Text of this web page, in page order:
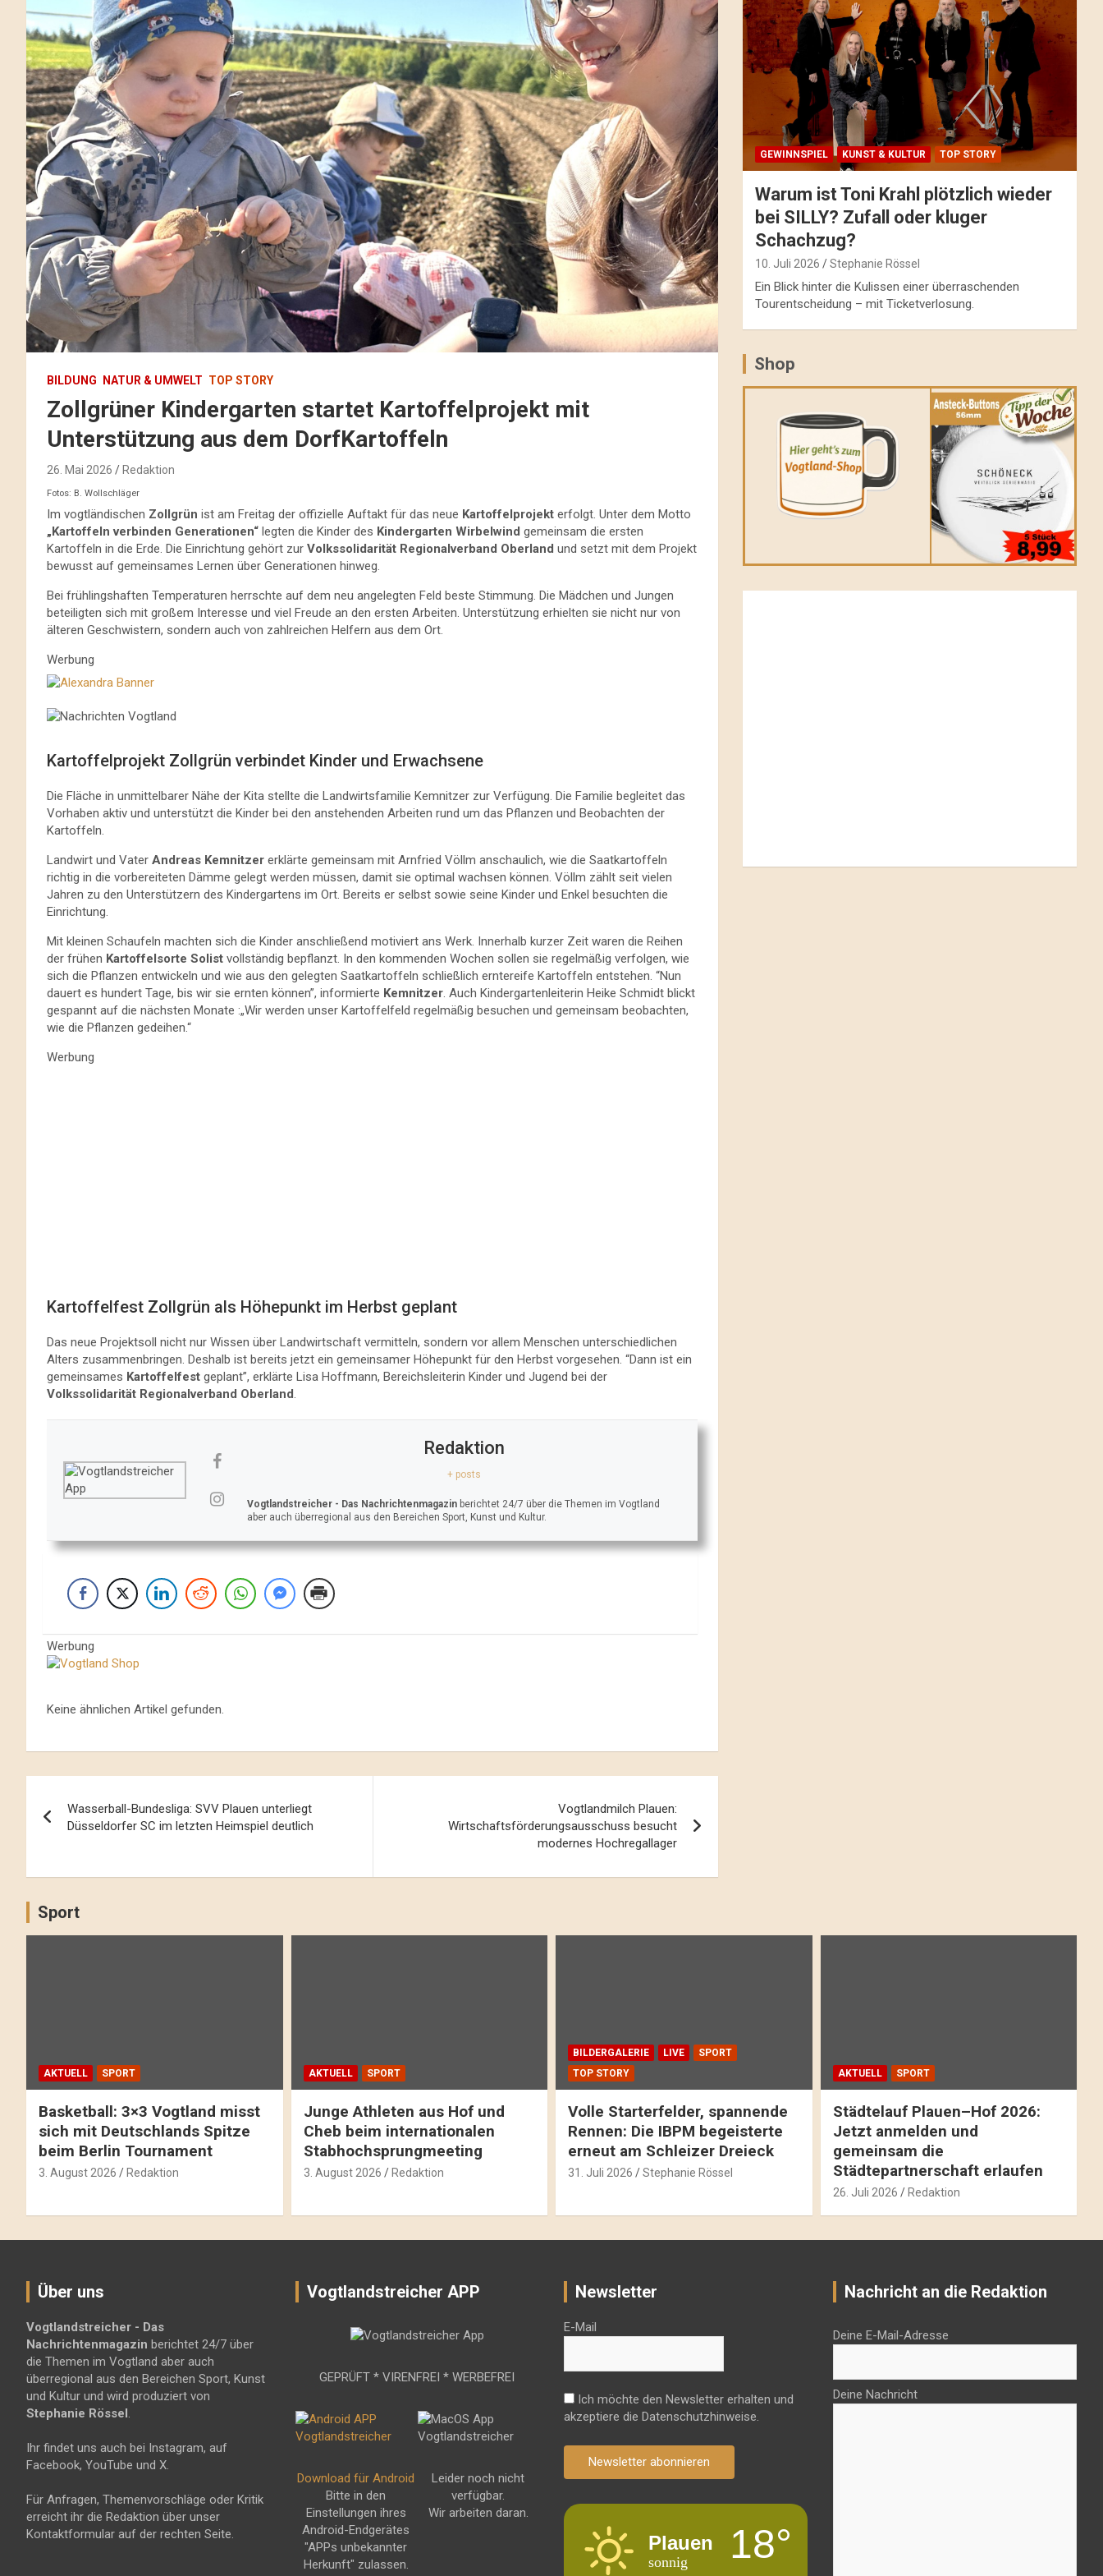
BILDUNG NATUR & UMWELT TOP STORY
Zollgrüner Kindergarten startet Kartoffelprojekt mit
Unterstützung aus dem DorfKartoffeln
26. Mai 2026 Redaktion
Fotos: B. Wollschläger
Im vogtländischen Zollgrün ist am Freitag der offizielle Auftakt für das neue Kartoffelprojekt erfolgt. Unter dem Motto
„Kartoffeln verbinden Generationen“ legten die Kinder des Kindergarten Wirbelwind gemeinsam die ersten
Kartoffeln in die Erde. Die Einrichtung gehört zur Volkssolidarität Regionalverband Oberland und setzt mit dem Projekt
bewusst auf gemeinsames Lernen über Generationen hinweg.
Bei frühlingshaften Temperaturen herrschte auf dem neu angelegten Feld beste Stimmung. Die Mädchen und Jungen
beteiligten sich mit großem Interesse und viel Freude an den ersten Arbeiten. Unterstützung erhielten sie nicht nur von
älteren Geschwistern, sondern auch von zahlreichen Helfern aus dem Ort.
Werbung
Kartoffelprojekt Zollgrün verbindet Kinder und Erwachsene
Die Fläche in unmittelbarer Nähe der Kita stellte die Landwirtsfamilie Kemnitzer zur Verfügung. Die Familie begleitet das
Vorhaben aktiv und unterstützt die Kinder bei den anstehenden Arbeiten rund um das Pflanzen und Beobachten der
Kartoffeln.
Landwirt und Vater Andreas Kemnitzer erklärte gemeinsam mit Arnfried Völlm anschaulich, wie die Saatkartoffeln
richtig in die vorbereiteten Dämme gelegt werden müssen, damit sie optimal wachsen können. Völlm zählt seit vielen
Jahren zu den Unterstützern des Kindergartens im Ort. Bereits er selbst sowie seine Kinder und Enkel besuchten die
Einrichtung.
Mit kleinen Schaufeln machten sich die Kinder anschließend motiviert ans Werk. Innerhalb kurzer Zeit waren die Reihen
der frühen Kartoffelsorte Solist vollständig bepflanzt. In den kommenden Wochen sollen sie regelmäßig verfolgen, wie
sich die Pflanzen entwickeln und wie aus den gelegten Saatkartoffeln schließlich erntereife Kartoffeln entstehen. “Nun
dauert es hundert Tage, bis wir sie ernten können”, informierte Kemnitzer. Auch Kindergartenleiterin Heike Schmidt blickt
gespannt auf die nächsten Monate :„Wir werden unser Kartoffelfeld regelmäßig besuchen und gemeinsam beobachten,
wie die Pflanzen gedeihen.“
Werbung
Kartoffelfest Zollgrün als Höhepunkt im Herbst geplant
Das neue Projektsoll nicht nur Wissen über Landwirtschaft vermitteln, sondern vor allem Menschen unterschiedlichen
Alters zusammenbringen. Deshalb ist bereits jetzt ein gemeinsamer Höhepunkt für den Herbst vorgesehen. “Dann ist ein
gemeinsames Kartoffelfest geplant”, erklärte Lisa Hoffmann, Bereichsleiterin Kinder und Jugend bei der
Volkssolidarität Regionalverband Oberland.
Redaktion
+ posts
Vogtlandstreicher - Das Nachrichtenmagazin berichtet 24/7 über die Themen im Vogtland
aber auch überregional aus den Bereichen Sport, Kunst und Kultur.
Werbung
Keine ähnlichen Artikel gefunden.
Navigation
Wasserball-Bundesliga: SVV Plauen unterliegt
Düsseldorfer SC im letzten Heimspiel deutlich
Vogtlandmilch Plauen:
Wirtschaftsförderungsausschuss besucht
modernes Hochregallager
GEWINNSPIEL KUNST & KULTUR TOP STORY
Warum ist Toni Krahl plötzlich wieder
bei SILLY? Zufall oder kluger
Schachzug?
10. Juli 2026 Stephanie Rössel
Ein Blick hinter die Kulissen einer überraschenden
Tourentscheidung – mit Ticketverlosung.
Shop
Sport
AKTUELL SPORT
Basketball: 3×3 Vogtland misst
sich mit Deutschlands Spitze
beim Berlin Tournament
3. August 2026 Redaktion
AKTUELL SPORT
Junge Athleten aus Hof und
Cheb beim internationalen
Stabhochsprungmeeting
3. August 2026 Redaktion
BILDERGALERIE LIVE
SPORT
TOP STORY
Volle Starterfelder, spannende
Rennen: Die IBPM begeisterte
erneut am Schleizer Dreieck
31. Juli 2026 Stephanie Rössel
AKTUELL SPORT
Städtelauf Plauen–Hof 2026:
Jetzt anmelden und
gemeinsam die
Städtepartnerschaft erlaufen
26. Juli 2026 Redaktion
Über uns
Vogtlandstreicher - Das
Nachrichtenmagazin berichtet 24/7 über
die Themen im Vogtland aber auch
überregional aus den Bereichen Sport, Kunst
und Kultur und wird produziert von
Stephanie Rössel
Ihr findet uns auch bei Instagram, auf
Facebook, YouTube und X.
Für Anfragen, Themenvorschläge oder Kritik
erreicht ihr die Redaktion über unser
Kontaktformular auf der rechten Seite.
Vogtlandstreicher APP
GEPRÜFT * VIRENFREI * WERBEFREI
Download für Android
Bitte in den
Einstellungen ihres
Android-Endgerätes
"APPs unbekannter
Herkunft" zulassen.
Leider noch nicht
verfügbar.
Wir arbeiten daran.
Newsletter
E-Mail
Ich möchte den Newsletter erhalten und
akzeptiere die Datenschutzhinweise.
Newsletter abonnieren
Plauen
sonnig 18°
Nachricht an die Redaktion
Deine E-Mail-Adresse
Deine Nachricht